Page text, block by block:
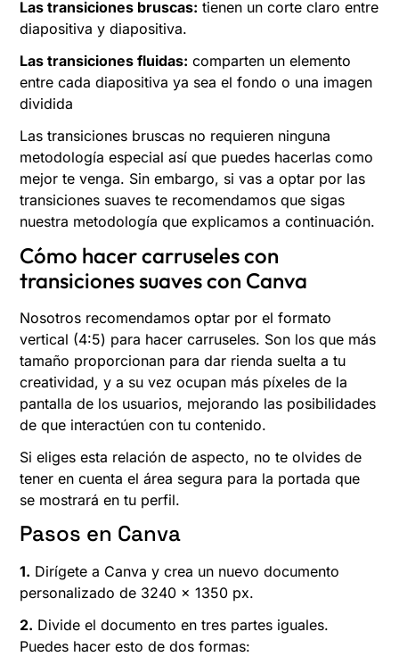
Las transiciones bruscas: tienen un corte claro entre
diapositiva y diapositiva.
Las transiciones fluidas: comparten un elemento
entre cada diapositiva ya sea el fondo o una imagen
dividida
Las transiciones bruscas no requieren ninguna
metodología especial así que puedes hacerlas como
mejor te venga. Sin embargo, si vas a optar por las
transiciones suaves te recomendamos que sigas
nuestra metodología que explicamos a continuación.
Cómo hacer carruseles con
transiciones suaves con Canva
Nosotros recomendamos optar por el formato
vertical (4:5) para hacer carruseles. Son los que más
tamaño proporcionan para dar rienda suelta a tu
creatividad, y a su vez ocupan más píxeles de la
pantalla de los usuarios, mejorando las posibilidades
de que interactúen con tu contenido.
Si eliges esta relación de aspecto, no te olvides de
tener en cuenta el área segura para la portada que
se mostrará en tu perfil.
Pasos en Canva
1. Dirígete a Canva y crea un nuevo documento
personalizado de 3240 x 1350 px.
2. Divide el documento en tres partes iguales.
Puedes hacer esto de dos formas: